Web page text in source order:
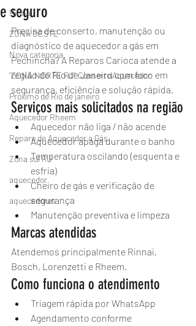
Rinnai
ZONA OESTE
Nova categoria
"ZONA NORTE RJ" Conserto|Aquecedor
Próximo de Rio de janeiro
Aquecedor Rheem
Reparo de Aquecedor a Gás
Zona sul RJ
aquecedor
aquecedores
e seguro
Precisa de conserto, manutenção ou
diagnóstico de aquecedor a gás em
Pechincha? A Reparos Carioca atende a
região do Rio de Janeiro com foco em
segurança, eficiência e solução rápida.
Serviços mais solicitados na região
Aquecedor não liga / não acende
Aquecedor apaga durante o banho
Temperatura oscilando (esquenta e
esfria)
Cheiro de gás e verificação de
segurança
Manutenção preventiva e limpeza
Marcas atendidas
Atendemos principalmente Rinnai,
Bosch, Lorenzetti e Rheem.
Como funciona o atendimento
Triagem rápida por WhatsApp
Agendamento conforme